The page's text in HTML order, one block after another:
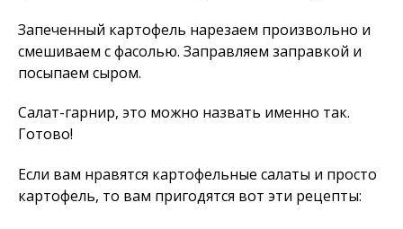
Запеченный картофель нарезаем произвольно и
смешиваем с фасолью. Заправляем заправкой и
посыпаем сыром.
Салат-гарнир, это можно назвать именно так.
Готово!
Если вам нравятся картофельные салаты и просто
картофель, то вам пригодятся вот эти рецепты: